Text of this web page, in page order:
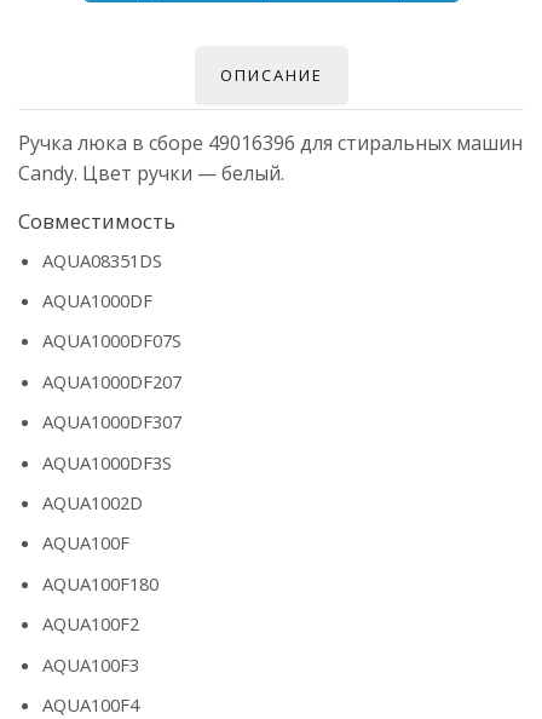
ОПИСАНИЕ
Ручка люка в сборе 49016396 для стиральных машин
Candy. Цвет ручки — белый.
Совместимость
AQUA08351DS
AQUA1000DF
AQUA1000DF07S
AQUA1000DF207
AQUA1000DF307
AQUA1000DF3S
AQUA1002D
AQUA100F
AQUA100F180
AQUA100F2
AQUA100F3
AQUA100F4